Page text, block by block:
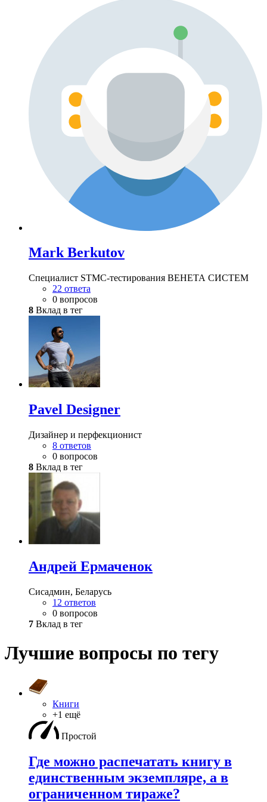
Mark Berkutov
Специалист STMC-тестирования ВЕНЕТА СИСТЕМ
22 ответа
0 вопросов
8 Вклад в тег
Pavel Designer
Дизайнер и перфекционист
8 ответов
0 вопросов
8 Вклад в тег
Андрей Ермаченок
Сисадмин, Беларусь
12 ответов
0 вопросов
7 Вклад в тег
Лучшие вопросы по тегу
Книги
+1 ещё
Простой
Где можно распечатать книгу в
единственным экземпляре, а в
ограниченном тираже?